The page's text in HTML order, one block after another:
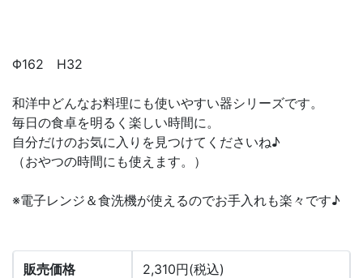
Φ162 H32
和洋中どんなお料理にも使いやすい器シリーズです。
毎日の食卓を明るく楽しい時間に。
自分だけのお気に入りを見つけてくださいね♪
（おやつの時間にも使えます。）
※電子レンジ＆食洗機が使えるのでお手入れも楽々です♪
販売価格 2,310円(税込)